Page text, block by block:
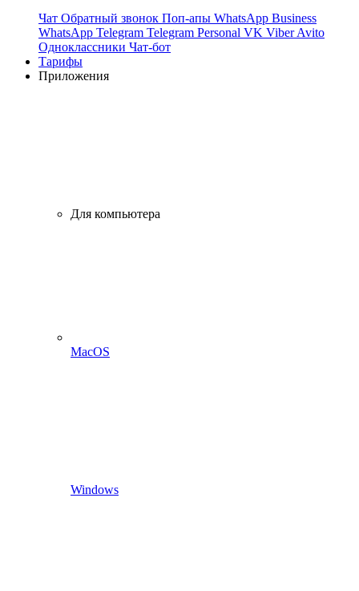
Чат Обратный звонок Поп-апы WhatsApp Business
WhatsApp Telegram Telegram Personal VK ViberAvito
Одноклассники Чат-бот
Тарифы
Приложения
Для компьютера
MacOS
Windows